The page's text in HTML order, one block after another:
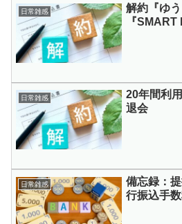
日常雑感
解約『ゆ
『SMART
日常雑感
20年間利
退会
日常雑感
備忘録：
行振込手